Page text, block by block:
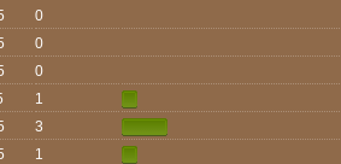
0
0
0
1
3
1